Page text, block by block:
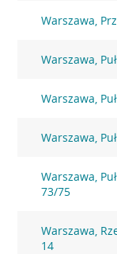
Warszawa,
Warszawa,
Warszawa,
Warszawa,
Warszawa,
73/75
Warszawa,
14